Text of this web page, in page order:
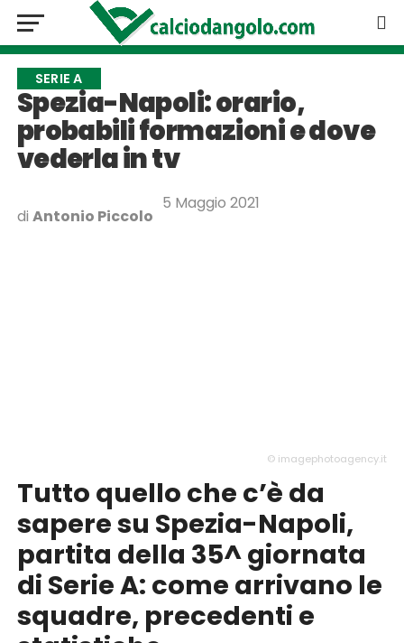
SERIE A
Spezia-Napoli: orario,
probabili formazioni e dove
vederla in tv
di Antonio Piccolo
5 Maggio 2021
© imagephotoagency.it
Tutto quello che c’è da
sapere su Spezia-Napoli,
partita della 35^ giornata
di Serie A: come arrivano le
squadre, precedenti e